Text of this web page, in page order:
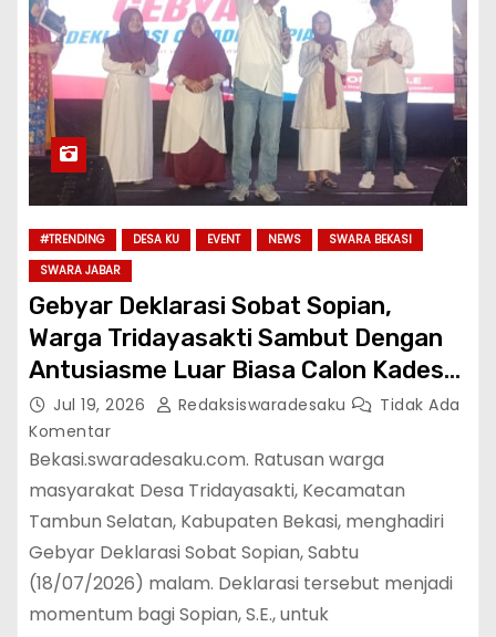
#TRENDING DESA KU EVENT NEWS
SWARA BEKASI
SWARA JABAR
Gebyar Deklarasi Sobat Sopian,
Warga Tridayasakti Sambut Dengan
Antusiasme Luar Biasa Calon Kades
Tridayasakti Tambun Selatan
Kabupaten Bekasi
Jul 19, 2026 Redaksiswaradesaku
Tidak Ada
Komentar
Bekasi.swaradesaku.com. Ratusan warga
masyarakat Desa Tridayasakti, Kecamatan
Tambun Selatan, Kabupaten Bekasi, menghadiri
Gebyar Deklarasi Sobat Sopian, Sabtu
(18/07/2026) malam. Deklarasi tersebut menjadi
momentum bagi Sopian, S.E., untuk